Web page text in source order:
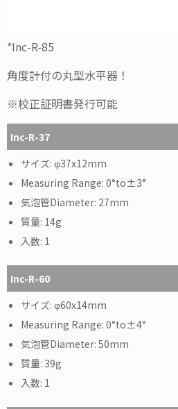
*Inc-R-85
角度計付の丸型水平器！
※校正証明書発行可能
Inc-R-37
φ37x12mm
0°to±3°
27mm
14g
1
Inc-R-60
φ60x14mm
0°to±4°
50mm
39g
1